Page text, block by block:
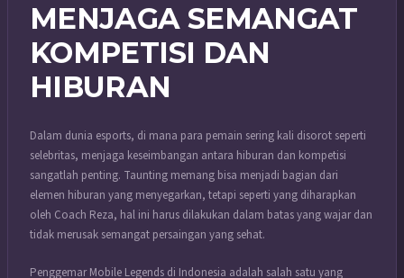
MENJAGA SEMANGAT
KOMPETISI DAN
HIBURAN
Dalam dunia esports, di mana para pemain sering kali disorot seperti
selebritas, menjaga keseimbangan antara hiburan dan kompetisi
sangatlah penting. Taunting memang bisa menjadi bagian dari
elemen hiburan yang menyegarkan, tetapi seperti yang diharapkan
oleh Coach Reza, hal ini harus dilakukan dalam batas yang wajar dan
tidak merusak semangat persaingan yang sehat.
Penggemar Mobile Legends di Indonesia adalah salah satu yang